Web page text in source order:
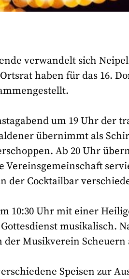
verwandelt sich
haben für das 16.
um 19 Uhr der
übernimmt als
Ab 20 Uhr
Vereinsgemeinschaft
der Cocktailbar
10:30 Uhr mit einer
musikalisch.
Musikverein
Speisen zur